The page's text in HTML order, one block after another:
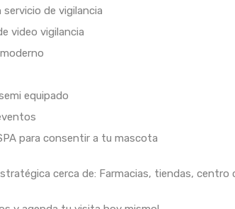
servicio de vigilancia
video vigilancia
equipado
para consentir a tu mascota
cerca de: Farmacias, tiendas, centro